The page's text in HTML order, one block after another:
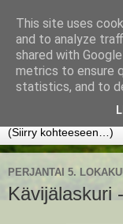
Uusi Suunta -
PERJANTAI 5.
Kävijälaskuri
This site uses
and to analyze
shared with
metrics to ensure
statistics, and to